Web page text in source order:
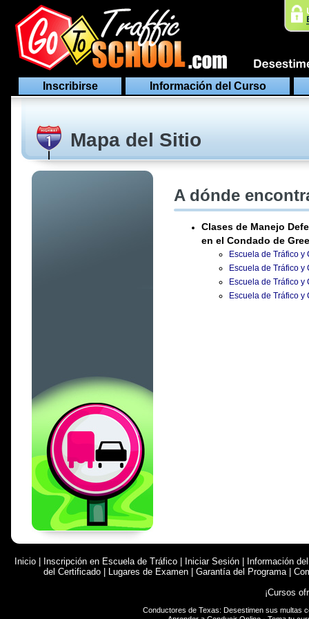
Inscribirse Información del Curso
Mapa del Sitio
A dónde
Clases de Manejo
en el Condado de
Escuela de Tráfico
Escuela de Tráfico
Escuela de Tráfico
Escuela de Tráfico
Inicio Inscripción en Escuela de Tráfico Iniciar Sesión
Información
del Certificado
Lugares de Examen Garantía del Programa|
¡Cursos
Conductores de Texas: Desestimen sus multas